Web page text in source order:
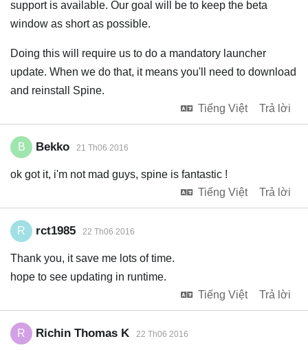
support is available. Our goal will be to keep the beta
window as short as possible.
Doing this will require us to do a mandatory launcher
update. When we do that, it means you'll need to download
and reinstall Spine.
Tiếng Việt
Trả lời
B Bekko 21 Th06 2016
ok got it, i'm not mad guys, spine is fantastic !
Tiếng Việt
Trả lời
R rct1985 22 Th06 2016
Thank you, it save me lots of time.
hope to see updating in runtime.
Tiếng Việt
Trả lời
R Richin Thomas K 22 Th06 2016